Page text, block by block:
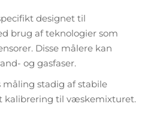
designet til
brug af teknologier som
Disse målere kan
og gasfaser.
stadig af stabile
kalibrering til væskemixturet.